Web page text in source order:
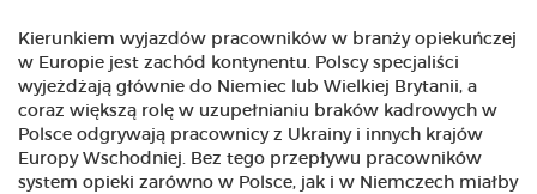
Kierunkiem wyjazdów pracowników w branży opiekuńczej
w Europie jest zachód kontynentu. Polscy specjaliści
wyjeżdżają głównie do Niemiec lub Wielkiej Brytanii, a
coraz większą rolę w uzupełnianiu braków kadrowych w
Polsce odgrywają pracownicy z Ukrainy i innych krajów
Europy Wschodniej. Bez tego przepływu pracowników
system opieki zarówno w Polsce, jak i w Niemczech miałby